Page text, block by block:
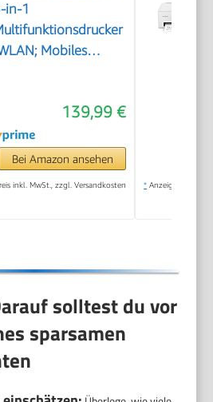
in-1
Mobiles
Jahre Garantie,
Tintentank,
hohe Reichweite,
Drucken in hoher
139,99 €
Bei Amazon ansehen
inkl. MwSt., zzgl. Versandkosten * Anzeige
solltest du vor
sparsamen